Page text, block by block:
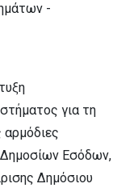
-
για τη
αρμόδιες
Δημοσίων Εσόδων,
Δημόσιου